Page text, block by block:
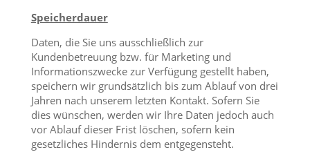
Speicherdauer
Daten, die Sie uns ausschließlich zur
Kundenbetreuung bzw. für Marketing und
Informationszwecke zur Verfügung gestellt haben,
speichern wir grundsätzlich bis zum Ablauf von drei
Jahren nach unserem letzten Kontakt. Sofern Sie
dies wünschen, werden wir Ihre Daten jedoch auch
vor Ablauf dieser Frist löschen, sofern kein
gesetzliches Hindernis dem entgegensteht.